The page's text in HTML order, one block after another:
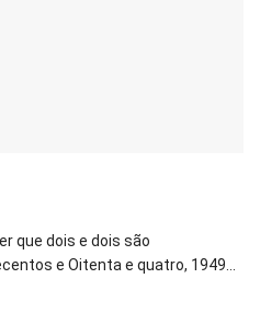
que dois e dois são
e Oitenta e quatro, 1949...